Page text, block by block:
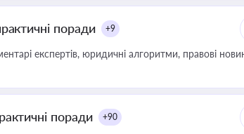
поради +9
експертів, юридичні алгоритми, правові
поради +90